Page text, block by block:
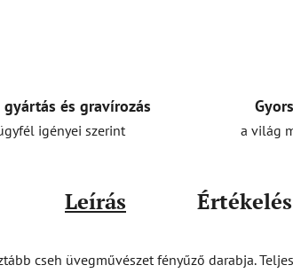
gyártás és gravírozás
igényei szerint a világ
Leírás Értékelés
cseh üvegművészet fényűző darabja.